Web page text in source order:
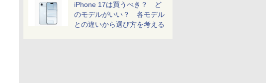
iPhone 17は買うべき？ ど
のモデルがいい？ 各モデル
との違いから選び方を考える